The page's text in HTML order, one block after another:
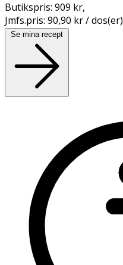
Butikspris: 909 kr,
Jmfs.pris: 90,90 kr / dos(er)
Se mina recept